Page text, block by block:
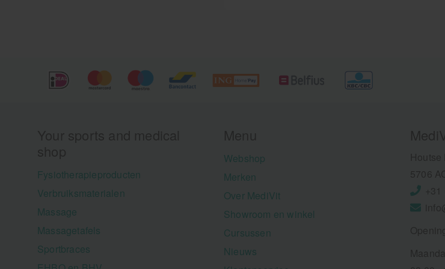
Fysiotherapieproducten
Verbruiksmaterialen
Massage
Massagetafels
Sportbraces
Webshop
Merken
Over MediVit
Showroom en winkel
Cursussen
Nieuws